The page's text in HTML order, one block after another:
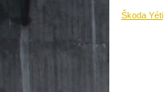
Škoda Yéti